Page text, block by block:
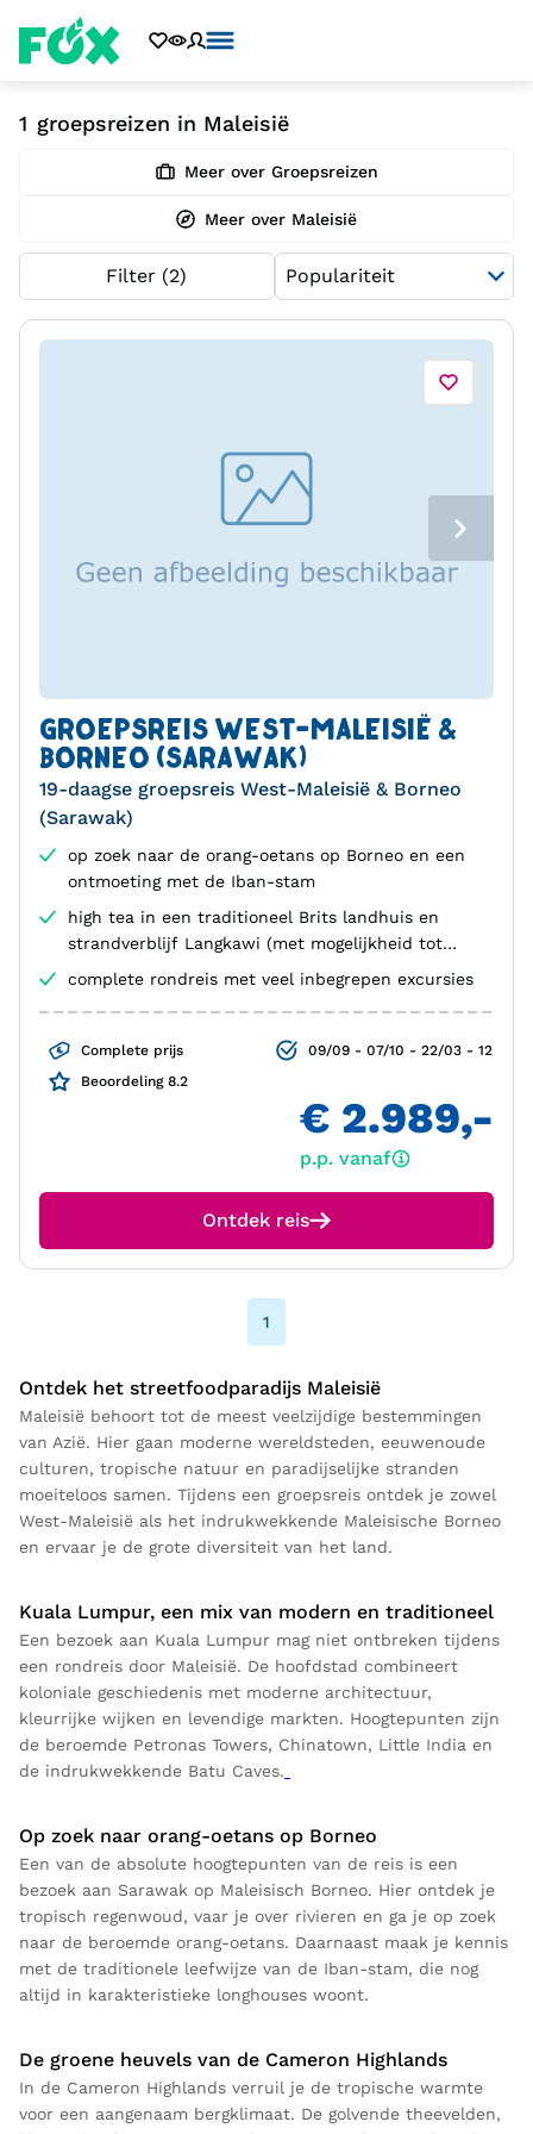
1 groepsreizen in Maleisië
Meer over Groepsreizen
Meer over Maleisië
Filter (2)
GROEPSREIS WEST-MALEISIË &
BORNEO (SARAWAK)
19-daagse groepsreis West-Maleisië & Borneo
(Sarawak)
op zoek naar de orang-oetans op Borneo en een
ontmoeting met de Iban-stam
high tea in een traditioneel Brits landhuis en
strandverblijf Langkawi (met mogelijkheid tot
verlenging)
complete rondreis met veel inbegrepen excursies
Complete prijs
Beoordeling 8.2
09/09 - 07/10 - 22/03 - 12
€ 2.989,-
p.p. vanaf
Ontdek reis
1
Ontdek het streetfoodparadijs Maleisië
Maleisië behoort tot de meest veelzijdige bestemmingen
van Azië. Hier gaan moderne wereldsteden, eeuwenoude
culturen, tropische natuur en paradijselijke stranden
moeiteloos samen. Tijdens een groepsreis ontdek je zowel
West-Maleisië als het indrukwekkende Maleisische Borneo
en ervaar je de grote diversiteit van het land.
Kuala Lumpur, een mix van modern en traditioneel
Een bezoek aan Kuala Lumpur mag niet ontbreken tijdens
een rondreis door Maleisië. De hoofdstad combineert
koloniale geschiedenis met moderne architectuur,
kleurrijke wijken en levendige markten. Hoogtepunten zijn
de beroemde Petronas Towers, Chinatown, Little India en
de indrukwekkende Batu Caves.
Op zoek naar orang-oetans op Borneo
Een van de absolute hoogtepunten van de reis is een
bezoek aan Sarawak op Maleisisch Borneo. Hier ontdek je
tropisch regenwoud, vaar je over rivieren en ga je op zoek
naar de beroemde orang-oetans. Daarnaast maak je kennis
met de traditionele leefwijze van de Iban-stam, die nog
altijd in karakteristieke longhouses woont.
De groene heuvels van de Cameron Highlands
In de Cameron Highlands verruil je de tropische warmte
voor een aangenaam bergklimaat. De golvende theevelden,